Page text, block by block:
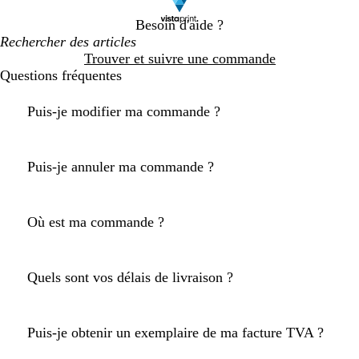
Besoin d'aide ?
Trouver et suivre une commande
Questions fréquentes
Puis-je modifier ma commande ?
Puis-je annuler ma commande ?
Où est ma commande ?
Quels sont vos délais de livraison ?
Puis-je obtenir un exemplaire de ma facture TVA ?